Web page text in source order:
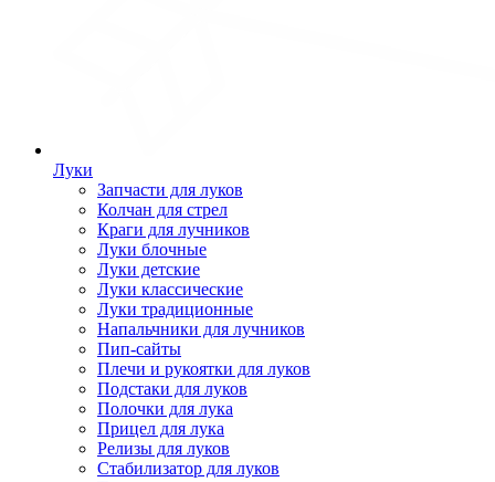
Луки
Запчасти для луков
Колчан для стрел
Краги для лучников
Луки блочные
Луки детские
Луки классические
Луки традиционные
Напальчники для лучников
Пип-сайты
Плечи и рукоятки для луков
Подстаки для луков
Полочки для лука
Прицел для лука
Релизы для луков
Стабилизатор для луков